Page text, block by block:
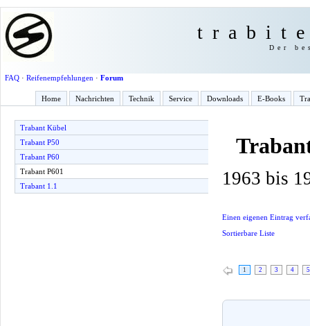
Der
FAQ· Reifenempfehlungen · Forum
Home Nachrichten Technik Service Downloads E-Books
Trabant Kübel
Trabant P50
Trabant P60
Trabant P601
Trabant 1.1
1963 bis
Einen eigenen Eintrag
Sortierbare Liste
1 2 3 4 5